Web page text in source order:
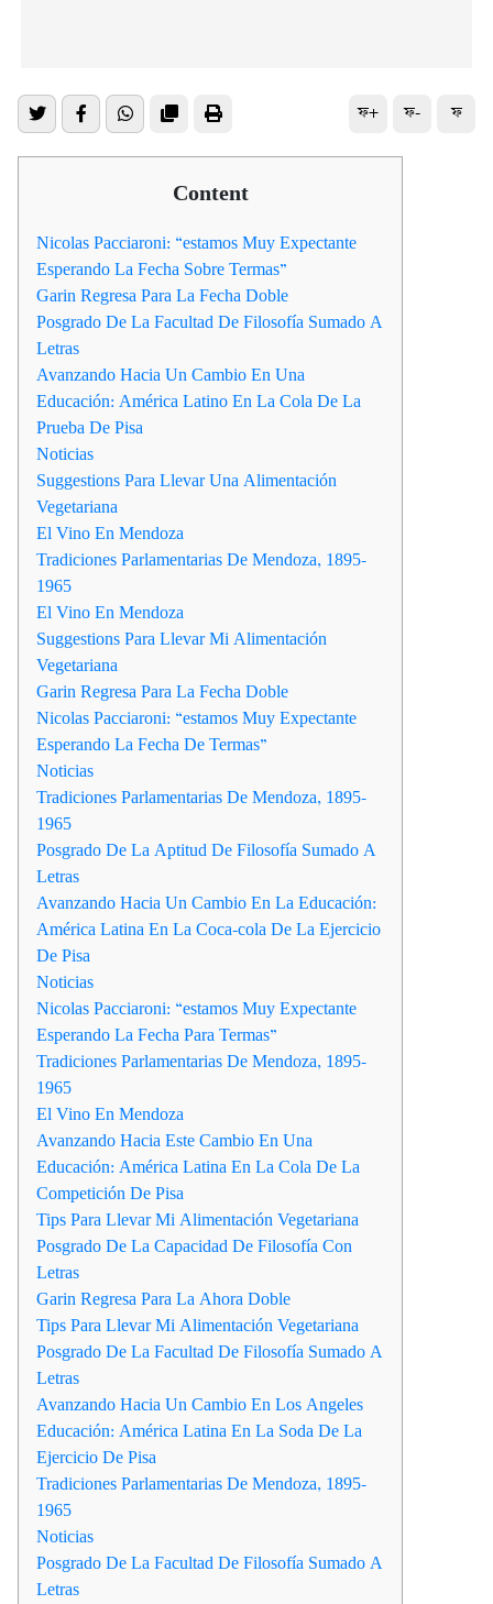
ফ+ ফ- ফ
Content
Nicolas Pacciaroni: “estamos Muy Expectante
Esperando La Fecha Sobre Termas”
Garin Regresa Para La Fecha Doble
Posgrado De La Facultad De Filosofía Sumado A
Letras
Avanzando Hacia Un Cambio En Una
Educación: América Latino En La Cola De La
Prueba De Pisa
Noticias
Suggestions Para Llevar Una Alimentación
Vegetariana
El Vino En Mendoza
Tradiciones Parlamentarias De Mendoza, 1895-
1965
El Vino En Mendoza
Suggestions Para Llevar Mi Alimentación
Vegetariana
Garin Regresa Para La Fecha Doble
Nicolas Pacciaroni: “estamos Muy Expectante
Esperando La Fecha De Termas”
Noticias
Tradiciones Parlamentarias De Mendoza, 1895-
1965
Posgrado De La Aptitud De Filosofía Sumado A
Letras
Avanzando Hacia Un Cambio En La Educación:
América Latina En La Coca-cola De La Ejercicio
De Pisa
Noticias
Nicolas Pacciaroni: “estamos Muy Expectante
Esperando La Fecha Para Termas”
Tradiciones Parlamentarias De Mendoza, 1895-
1965
El Vino En Mendoza
Avanzando Hacia Este Cambio En Una
Educación: América Latina En La Cola De La
Competición De Pisa
Tips Para Llevar Mi Alimentación Vegetariana
Posgrado De La Capacidad De Filosofía Con
Letras
Garin Regresa Para La Ahora Doble
Tips Para Llevar Mi Alimentación Vegetariana
Posgrado De La Facultad De Filosofía Sumado A
Letras
Avanzando Hacia Un Cambio En Los Angeles
Educación: América Latina En La Soda De La
Ejercicio De Pisa
Tradiciones Parlamentarias De Mendoza, 1895-
1965
Noticias
Posgrado De La Facultad De Filosofía Sumado A
Letras